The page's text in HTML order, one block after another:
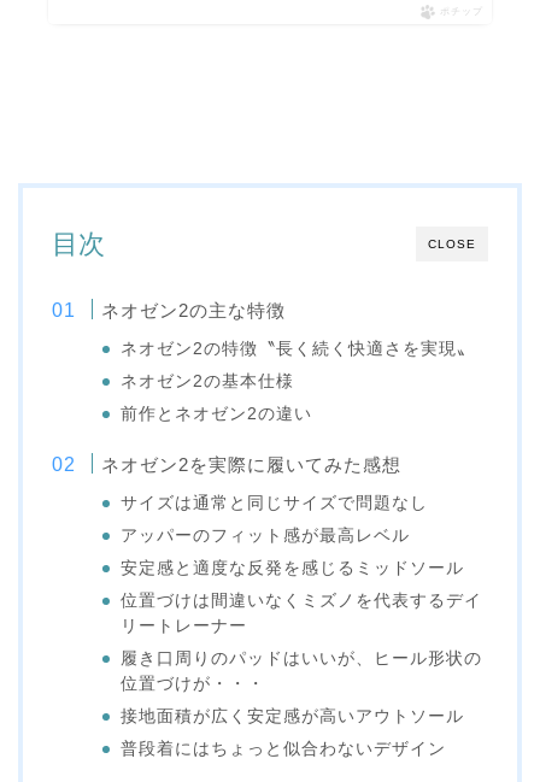
ポチップ
CLOSE
目次
ネオゼン2の主な特徴
ネオゼン2の特徴〝長く続く快適さを実現〟
ネオゼン2の基本仕様
前作とネオゼン2の違い
ネオゼン2を実際に履いてみた感想
サイズは通常と同じサイズで問題なし
アッパーのフィット感が最高レベル
安定感と適度な反発を感じるミッドソール
位置づけは間違いなくミズノを代表するデイ
リートレーナー
履き口周りのパッドはいいが、ヒール形状の
位置づけが・・・
接地面積が広く安定感が高いアウトソール
普段着にはちょっと似合わないデザイン